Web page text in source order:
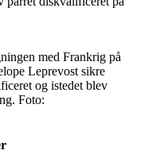
med Frankrig på
Leprevost sikre
og istedet blev
Foto: